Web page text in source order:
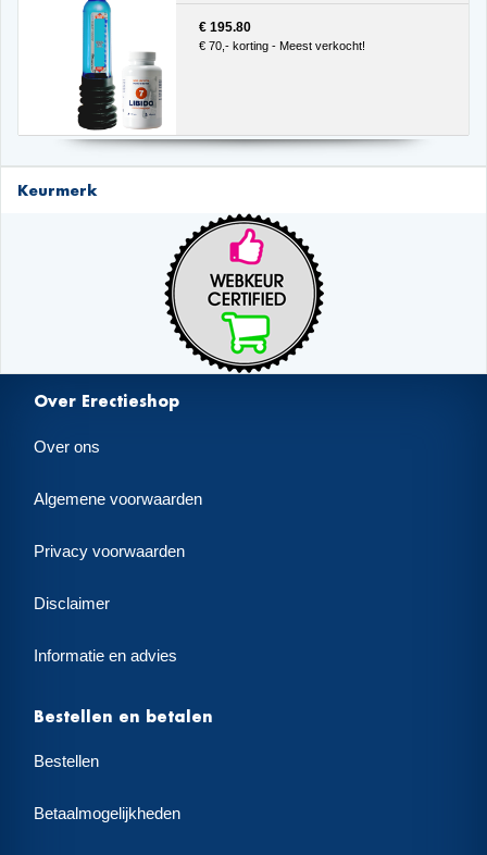
€ 195.80
€ 70,- korting - Meest verkocht!
Keurmerk
Over Erectieshop
Over ons
Algemene voorwaarden
Privacy voorwaarden
Disclaimer
Informatie en advies
Bestellen en betalen
Bestellen
Betaalmogelijkheden